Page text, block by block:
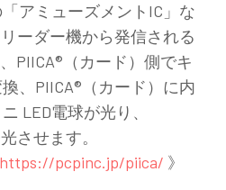
アミューズメントIC」な
ーダー機から発信される
PIICA®（カード）側でキ
、PIICA®（カード）に内
LED電球が光り、
させます。
https://pcpinc.jp/piica/ 》